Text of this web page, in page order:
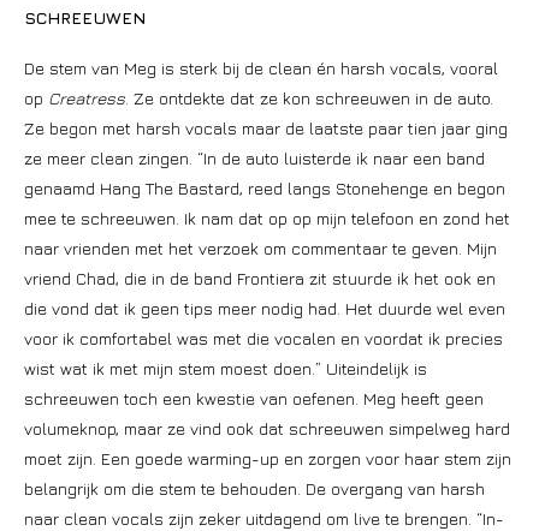
SCHREEUWEN
De stem van Meg is sterk bij de clean én harsh vocals, vooral
op Creatress . Ze ontdekte dat ze kon schreeuwen in de auto.
Ze begon met harsh vocals maar de laatste paar tien jaar ging
ze meer clean zingen. “In de auto luisterde ik naar een band
genaamd Hang The Bastard, reed langs Stonehenge en begon
mee te schreeuwen. Ik nam dat op op mijn telefoon en zond het
naar vrienden met het verzoek om commentaar te geven. Mijn
vriend Chad, die in de band Frontiera zit stuurde ik het ook en
die vond dat ik geen tips meer nodig had. Het duurde wel even
voor ik comfortabel was met die vocalen en voordat ik precies
wist wat ik met mijn stem moest doen.” Uiteindelijk is
schreeuwen toch een kwestie van oefenen. Meg heeft geen
volumeknop, maar ze vind ook dat schreeuwen simpelweg hard
moet zijn. Een goede warming-up en zorgen voor haar stem zijn
belangrijk om die stem te behouden. De overgang van harsh
naar clean vocals zijn zeker uitdagend om live te brengen. “In-